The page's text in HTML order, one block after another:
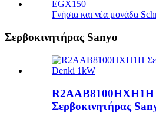
Γνήσια και νέα μονάδα
Σερβοκινητήρας Sanyo
R2AAB8100HXH1H
Σερβοκινητήρας